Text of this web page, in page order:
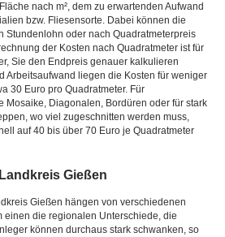
nach m², dem zu erwartenden Aufwand
bzw. Fliesensorte. Dabei können die
Stundenlohn oder nach Quadratmeterpreis
der Kosten nach Quadratmeter ist für
Sie den Endpreis genauer kalkulieren
Arbeitsaufwand liegen die Kosten für weniger
30 Euro pro Quadratmeter. Für
Mosaike, Diagonalen, Bordüren oder für stark
wo viel zugeschnitten werden muss,
auf 40 bis über 70 Euro je Quadratmeter
Gießen
Gießen hängen von verschiedenen
einen die regionalen Unterschiede, die
können durchaus stark schwanken, so